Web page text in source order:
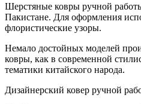
Шерстяные ковры ручной
Пакистане. Для оформления
флористические узоры.
Немало достойных моделей
ковры, как в современной
тематики китайского народа.
Дизайнерский ковер ручной